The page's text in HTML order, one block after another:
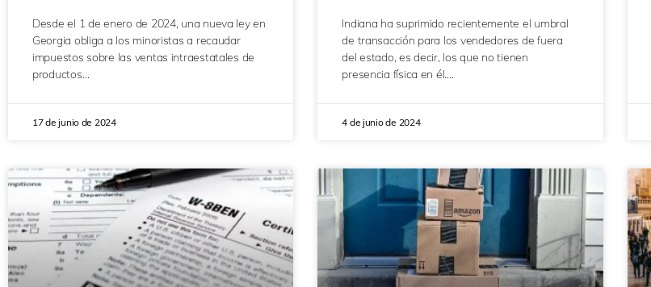
Desde el 1 de enero de 2024, una nueva ley en
Georgia obliga a los minoristas a recaudar
impuestos sobre las ventas intraestatales de
productos…
17 de junio de 2024
Indiana ha suprimido recientemente el umbral
de transacción para los vendedores de fuera
del estado, es decir, los que no tienen
presencia física en él….
4 de junio de 2024